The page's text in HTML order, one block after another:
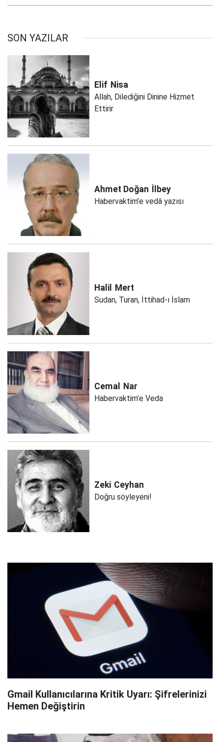
SON YAZILAR
Elif Nisa
Allah, Dilediğini Dinine Hizmet
Ettirir
Ahmet Doğan İlbey
Habervaktim’e vedâ yazısı
Halil Mert
Sudan, Turan, İttihad-ı İslam
Cemal Nar
Habervaktim’e Veda
Zeki Ceyhan
Doğru söyleyeni!
Gmail Kullanıcılarına Kritik Uyarı: Şifrelerinizi
Hemen Değiştirin